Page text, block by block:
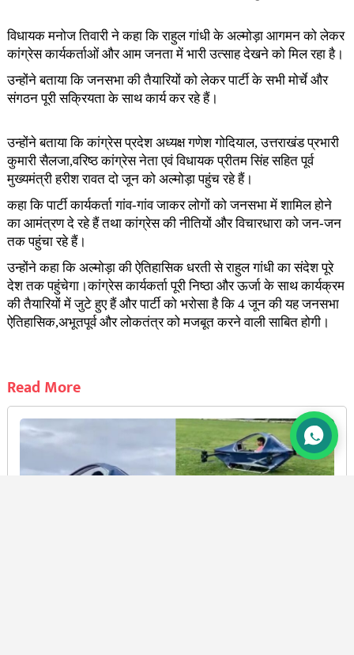
विधायक मनोज तिवारी ने कहा कि राहुल गांधी के अल्मोड़ा आगमन को लेकर
कांग्रेस कार्यकर्ताओं और आम जनता में भारी उत्साह देखने को मिल रहा है।
उन्होंने बताया कि जनसभा की तैयारियों को लेकर पार्टी के सभी मोर्चे और
संगठन पूरी सक्रियता के साथ कार्य कर रहे हैं।
उन्होंने बताया कि कांग्रेस प्रदेश अध्यक्ष गणेश गोदियाल, उत्तराखंड प्रभारी
कुमारी सैलजा,वरिष्ठ कांग्रेस नेता एवं विधायक प्रीतम सिंह सहित पूर्व
मुख्यमंत्री हरीश रावत दो जून को अल्मोड़ा पहुंच रहे हैं।
कहा कि पार्टी कार्यकर्ता गांव-गांव जाकर लोगों को जनसभा में शामिल होने
का आमंत्रण दे रहे हैं तथा कांग्रेस की नीतियों और विचारधारा को जन-जन
तक पहुंचा रहे हैं।
उन्होंने कहा कि अल्मोड़ा की ऐतिहासिक धरती से राहुल गांधी का संदेश पूरे
देश तक पहुंचेगा।कांग्रेस कार्यकर्ता पूरी निष्ठा और ऊर्जा के साथ कार्यक्रम
की तैयारियों में जुटे हुए हैं और पार्टी को भरोसा है कि 4 जून की यह जनसभा
ऐतिहासिक,अभूतपूर्व और लोकतंत्र को मजबूत करने वाली साबित होगी।
Read More